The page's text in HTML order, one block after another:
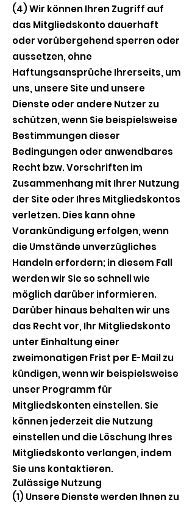
(4) Wir können Ihren Zugriff auf
das Mitgliedskonto dauerhaft
oder vorübergehend sperren oder
aussetzen, ohne
Haftungsansprüche Ihrerseits, um
uns, unsere Site und unsere
Dienste oder andere Nutzer zu
schützen, wenn Sie beispielsweise
Bestimmungen dieser
Bedingungen oder anwendbares
Recht bzw. Vorschriften im
Zusammenhang mit Ihrer Nutzung
der Site oder Ihres Mitgliedskontos
verletzen. Dies kann ohne
Vorankündigung erfolgen, wenn
die Umstände unverzügliches
Handeln erfordern; in diesem Fall
werden wir Sie so schnell wie
möglich darüber informieren.
Darüber hinaus behalten wir uns
das Recht vor, Ihr Mitgliedskonto
unter Einhaltung einer
zweimonatigen Frist per E-Mail zu
kündigen, wenn wir beispielsweise
unser Programm für
Mitgliedskonten einstellen. Sie
können jederzeit die Nutzung
einstellen und die Löschung Ihres
Mitgliedskonto verlangen, indem
Sie uns kontaktieren.
Zulässige Nutzung
(1) Unsere Dienste werden Ihnen zu